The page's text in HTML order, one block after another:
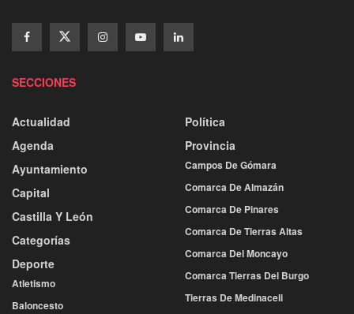
SECCIONES
Actualidad
Agenda
Ayuntamiento
Capital
Castilla Y León
Categorías
Deporte
Atletismo
Baloncesto
Política
Provincia
Campos De Gómara
Comarca De Almazán
Comarca De Pinares
Comarca De Tierras Altas
Comarca Del Moncayo
Comarca Tierras Del Burgo
Tierras De Medinaceli